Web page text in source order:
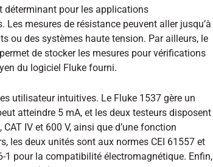
déterminant pour les applications
mesures de résistance peuvent aller jusqu’à
ou des systèmes haute tension. Par ailleurs, le
de stocker les mesures pour vérifications
du logiciel Fluke fourni.
utilisateur intuitives. Le Fluke 1537 gère un
atteindre 5 mA, et les deux testeurs disposent
IV et 600 V, ainsi que d’une fonction
les deux unités sont aux normes CEI 61557 et
1 pour la compatibilité électromagnétique. Enfin,